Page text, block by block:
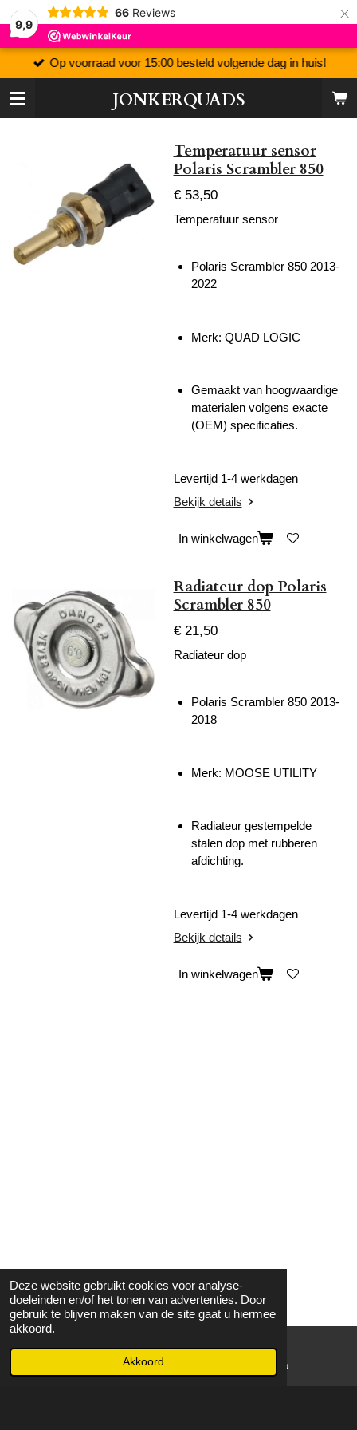
Deze website gebruikt cookies voor analyse-
doeleinden en/of het tonen van advertenties. Door
gebruik te blijven maken van de site gaat u hiermee
akkoord.
Akkoord
9,9
66 Reviews ×
JONKERQUADS
Op voorraad voor 15:00 besteld volgende dag in huis!
Temperatuur sensor
Polaris Scrambler 850
€ 53,50
Temperatuur sensor
Polaris Scrambler 850 2013-
2022
Merk: QUAD LOGIC
Gemaakt van hoogwaardige
materialen volgens exacte
(OEM) specificaties.
Levertijd 1-4 werkdagen
Bekijk details
In winkelwagen
Radiateur dop Polaris
Scrambler 850
€ 21,50
Radiateur dop
Polaris Scrambler 850 2013-
2018
Merk: MOOSE UTILITY
Radiateur gestempelde
stalen dop met rubberen
afdichting.
Levertijd 1-4 werkdagen
Bekijk details
In winkelwagen
WhatsApp